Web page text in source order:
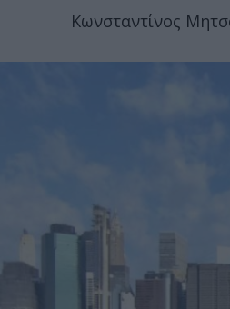
Κωνσταντίνος